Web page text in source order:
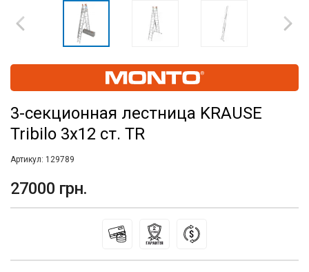
3-секционная лестница KRAUSE
Tribilo 3x12 ст. TR
Артикул: 129789
27000 грн.